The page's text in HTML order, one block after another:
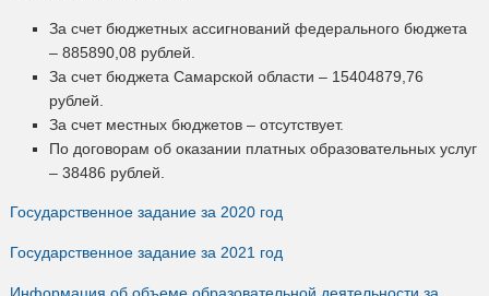
За счет бюджетных ассигнований федерального бюджета
– 885890,08 рублей.
За счет бюджета Самарской области – 15404879,76
рублей.
За счет местных бюджетов – отсутствует.
По договорам об оказании платных образовательных услуг
– 38486 рублей.
Государственное задание за 2020 год
Государственное задание за 2021 год
Информация об объеме образовательной деятельности за